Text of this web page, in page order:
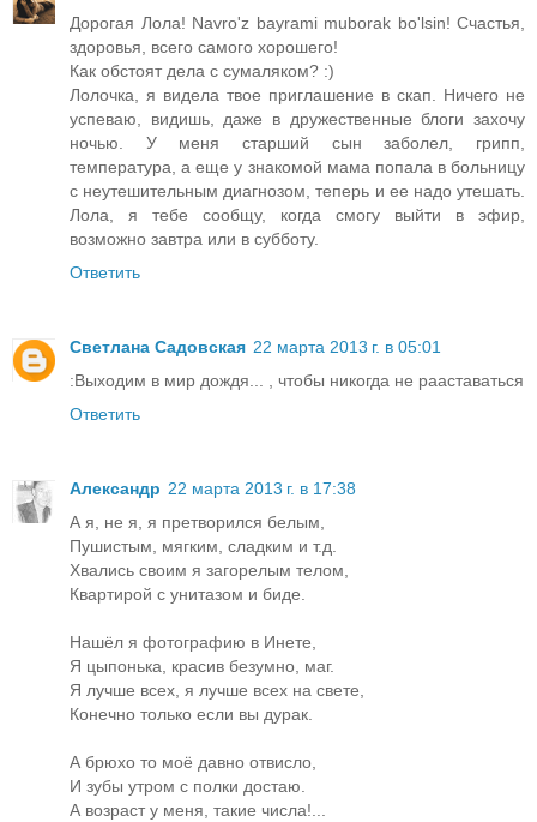
Дорогая Лола! Navro'z bayrami muborak bo'lsin! Счастья,
здоровья, всего самого хорошего!
Как обстоят дела с сумаляком? :)
Лолочка, я видела твое приглашение в скап. Ничего не
успеваю, видишь, даже в дружественные блоги захочу
ночью. У меня старший сын заболел, грипп,
температура, а еще у знакомой мама попала в больницу
с неутешительным диагнозом, теперь и ее надо утешать.
Лола, я тебе сообщу, когда смогу выйти в эфир,
возможно завтра или в субботу.
Ответить
Светлана Садовская 22 марта 2013 г. в 05:01
:Выходим в мир дождя... , чтобы никогда не рааставаться
Ответить
Александр 22 марта 2013 г. в 17:38
А я, не я, я претворился белым,
Пушистым, мягким, сладким и т.д.
Хвались своим я загорелым телом,
Квартирой с унитазом и биде.
Нашёл я фотографию в Инете,
Я цыпонька, красив безумно, маг.
Я лучше всех, я лучше всех на свете,
Конечно только если вы дурак.
А брюхо то моё давно отвисло,
И зубы утром с полки достаю.
А возраст у меня, такие числа!...